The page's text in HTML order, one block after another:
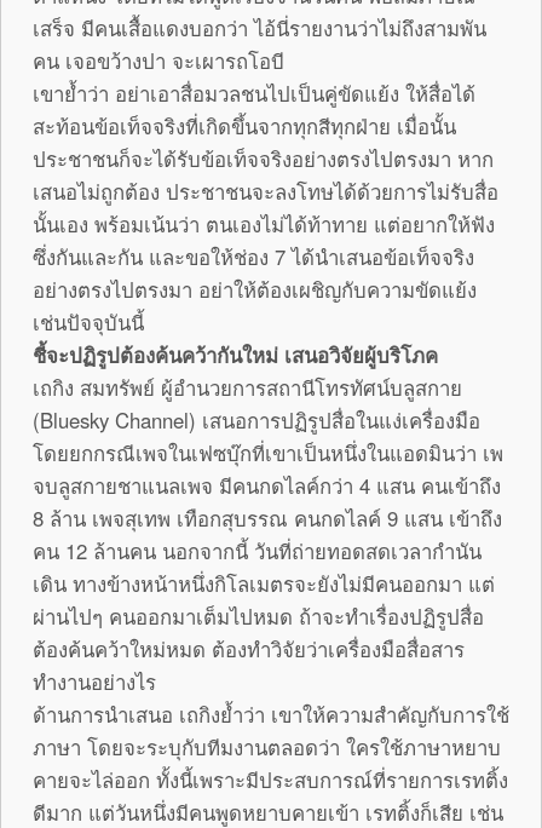
เสร็จ มีคนเสื้อแดงบอกว่า ไอ้นี่รายงานว่าไม่ถึงสามพัน
คน เจอขว้างปา จะเผารถโอบี
เขาย้ำว่า อย่าเอาสื่อมวลชนไปเป็นคู่ขัดแย้ง ให้สื่อได้
สะท้อนข้อเท็จจริงที่เกิดขึ้นจากทุกสีทุกฝ่าย เมื่อนั้น
ประชาชนก็จะได้รับข้อเท็จจริงอย่างตรงไปตรงมา หาก
เสนอไม่ถูกต้อง ประชาชนจะลงโทษได้ด้วยการไม่รับสื่อ
นั้นเอง พร้อมเน้นว่า ตนเองไม่ได้ท้าทาย แต่อยากให้ฟัง
ซึ่งกันและกัน และขอให้ช่อง 7 ได้นำเสนอข้อเท็จจริง
อย่างตรงไปตรงมา อย่าให้ต้องเผชิญกับความขัดแย้ง
เช่นปัจจุบันนี้
ชี้จะปฏิรูปต้องค้นคว้ากันใหม่ เสนอวิจัยผู้บริโภค
เถกิง สมทรัพย์ ผู้อำนวยการสถานีโทรทัศน์บลูสกาย
(Bluesky Channel) เสนอการปฏิรูปสื่อในแง่เครื่องมือ
โดยยกกรณีเพจในเฟซบุ๊กที่เขาเป็นหนึ่งในแอดมินว่า เพ
จบลูสกายชาแนลเพจ มีคนกดไลค์กว่า 4 แสน คนเข้าถึง
8 ล้าน เพจสุเทพ เทือกสุบรรณ คนกดไลค์ 9 แสน เข้าถึง
คน 12 ล้านคน นอกจากนี้ วันที่ถ่ายทอดสดเวลากำนัน
เดิน ทางข้างหน้าหนึ่งกิโลเมตรจะยังไม่มีคนออกมา แต่
ผ่านไปๆ คนออกมาเต็มไปหมด ถ้าจะทำเรื่องปฏิรูปสื่อ
ต้องค้นคว้าใหม่หมด ต้องทำวิจัยว่าเครื่องมือสื่อสาร
ทำงานอย่างไร
ด้านการนำเสนอ เถกิงย้ำว่า เขาให้ความสำคัญกับการใช้
ภาษา โดยจะระบุกับทีมงานตลอดว่า ใครใช้ภาษาหยาบ
คายจะไล่ออก ทั้งนี้เพราะมีประสบการณ์ที่รายการเรทติ้ง
ดีมาก แต่วันหนึ่งมีคนพูดหยาบคายเข้า เรทติ้งก็เสีย เช่น